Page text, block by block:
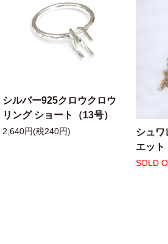
シルバー925クロウクロウ
リング ショート（13号）
2,640円(税240円)
シュワ
エット
SOLD